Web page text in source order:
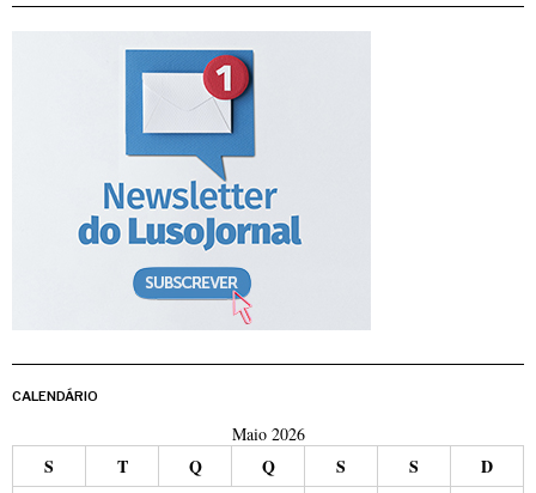
CALENDÁRIO
Maio 2026
S T Q Q S S D